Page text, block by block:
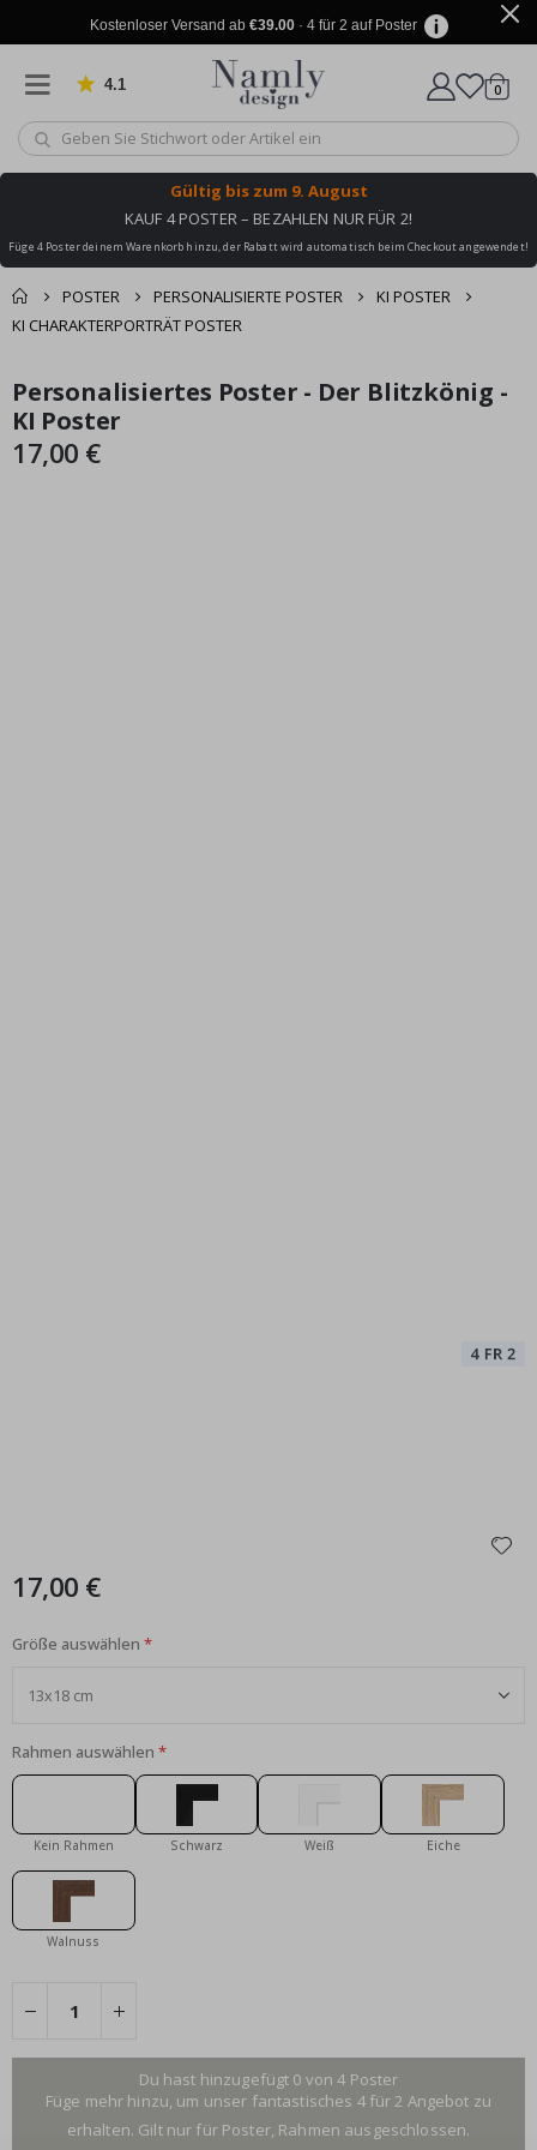
Kostenloser Versand ab €39.00· 4 für 2 auf Poster
4.1 von 1031 Bewertungen
Wagen
0
Gültig bis zum 9. August
KAUF 4 POSTER – BEZAHLEN NUR FÜR 2!
Füge 4 Poster deinem Warenkorb hinzu, der Rabatt wird automatisch beim Checkout angewendet!
POSTER PERSONALISIERTE POSTER
KI POSTER
KI CHARAKTERPORTRÄT POSTER
Sie könnten auch
darunter leiden ✔
Korb
Zum
Ende
der
Bildgalerie
Zum
Anfang
der
Bildgalerie
Personalisiertes Poster - Der Blitzkönig -
KI Poster
17,00 €
17,00 €
Größe auswählen
Rahmen auswählen
Kein Rahmen Schwarz Weiß Eiche
Walnuss
Du hast hinzugefügt 0 von 4 Poster
Füge mehr hinzu, um unser fantastisches 4 für 2 Angebot zu
erhalten. Gilt nur für Poster, Rahmen ausgeschlossen.